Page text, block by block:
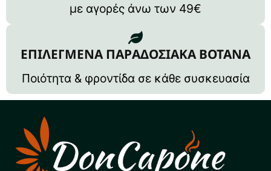
με αγορές άνω των 49€
ΕΠΙΛΕΓΜΕΝΑ ΠΑΡΑΔΟΣΙΑΚΑ ΒΟΤΑΝΑ
Ποιότητα & φροντίδα σε κάθε συσκευασία